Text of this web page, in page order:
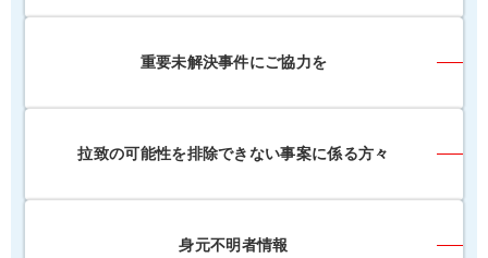
重要未解決事件にご協力を
拉致の可能性を排除できない事案に係る方々
身元不明者情報